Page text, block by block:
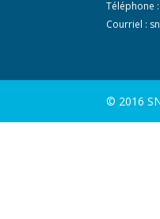
Téléphone
Courriel :
© 2016